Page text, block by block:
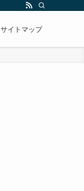
サイトマップ